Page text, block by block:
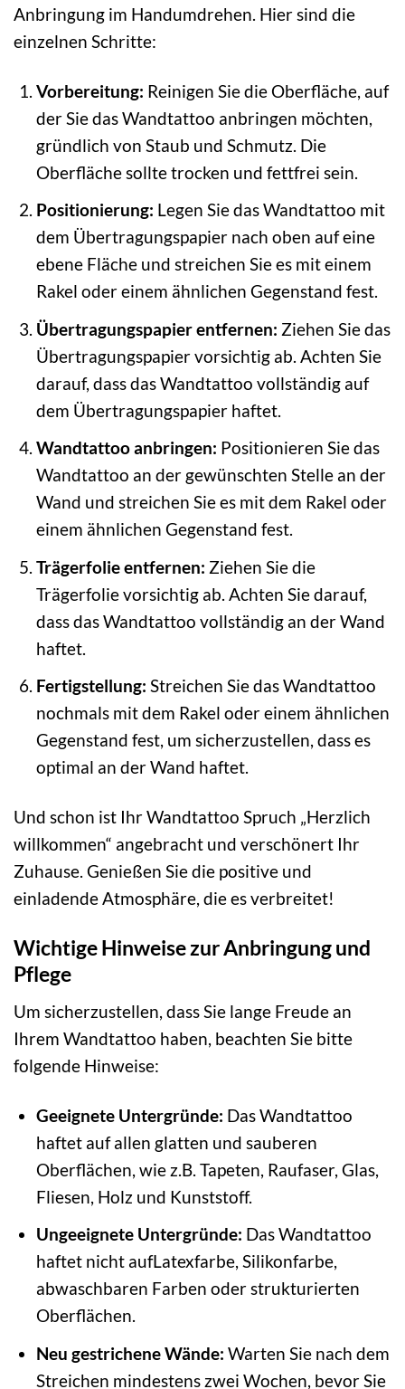
Anbringung im Handumdrehen. Hier sind die
einzelnen Schritte:
Vorbereitung: Reinigen Sie die Oberfläche, auf
der Sie das Wandtattoo anbringen möchten,
gründlich von Staub und Schmutz. Die
Oberfläche sollte trocken und fettfrei sein.
Positionierung: Legen Sie das Wandtattoo mit
dem Übertragungspapier nach oben auf eine
ebene Fläche und streichen Sie es mit einem
Rakel oder einem ähnlichen Gegenstand fest.
Übertragungspapier entfernen: Ziehen Sie das
Übertragungspapier vorsichtig ab. Achten Sie
darauf, dass das Wandtattoo vollständig auf
dem Übertragungspapier haftet.
Wandtattoo anbringen: Positionieren Sie das
Wandtattoo an der gewünschten Stelle an der
Wand und streichen Sie es mit dem Rakel oder
einem ähnlichen Gegenstand fest.
Trägerfolie entfernen: Ziehen Sie die
Trägerfolie vorsichtig ab. Achten Sie darauf,
dass das Wandtattoo vollständig an der Wand
haftet.
Fertigstellung: Streichen Sie das Wandtattoo
nochmals mit dem Rakel oder einem ähnlichen
Gegenstand fest, um sicherzustellen, dass es
optimal an der Wand haftet.
Und schon ist Ihr Wandtattoo Spruch „Herzlich
willkommen“ angebracht und verschönert Ihr
Zuhause. Genießen Sie die positive und
einladende Atmosphäre, die es verbreitet!
Wichtige Hinweise zur Anbringung und
Pflege
Um sicherzustellen, dass Sie lange Freude an
Ihrem Wandtattoo haben, beachten Sie bitte
folgende Hinweise:
Geeignete Untergründe: Das Wandtattoo
haftet auf allen glatten und sauberen
Oberflächen, wie z.B. Tapeten, Raufaser, Glas,
Fliesen, Holz und Kunststoff.
Ungeeignete Untergründe: Das Wandtattoo
haftet nicht aufLatexfarbe, Silikonfarbe,
abwaschbaren Farben oder strukturierten
Oberflächen.
Neu gestrichene Wände: Warten Sie nach dem
Streichen mindestens zwei Wochen, bevor Sie